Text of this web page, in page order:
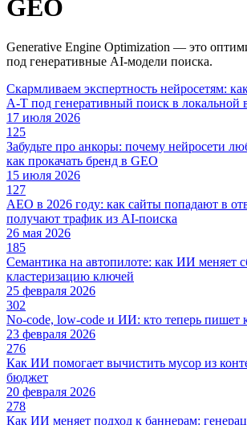
GEO
Generative Engine Optimization — это
под генеративные AI-модели поиска.
Скармливаем экспертность нейросетям:
A-T под генеративный поиск в локальной
17 июля 2026
125
Забудьте про анкоры: почему нейросети
как прокачать бренд в GEO
15 июля 2026
127
AEO в 2026 году: как сайты попадают в
получают трафик из AI-поиска
26 мая 2026
185
Семантика на автопилоте: как ИИ меняет
кластеризацию ключей
25 февраля 2026
302
No-code, low-code и ИИ: кто теперь пишет
23 февраля 2026
276
Как ИИ помогает вычистить мусор из
бюджет
20 февраля 2026
278
Как ИИ меняет подход к баннерам: